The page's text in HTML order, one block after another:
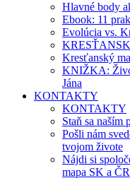
Hlavné body
Ebook: 11
Evolúcia vs.
Kresťanský
KNIŽKA:
Jána
KONTAKTY
KONTAKTY
Staň sa naším
Pošli nám
tvojom živote
Nájdi si
mapa SK a ČR